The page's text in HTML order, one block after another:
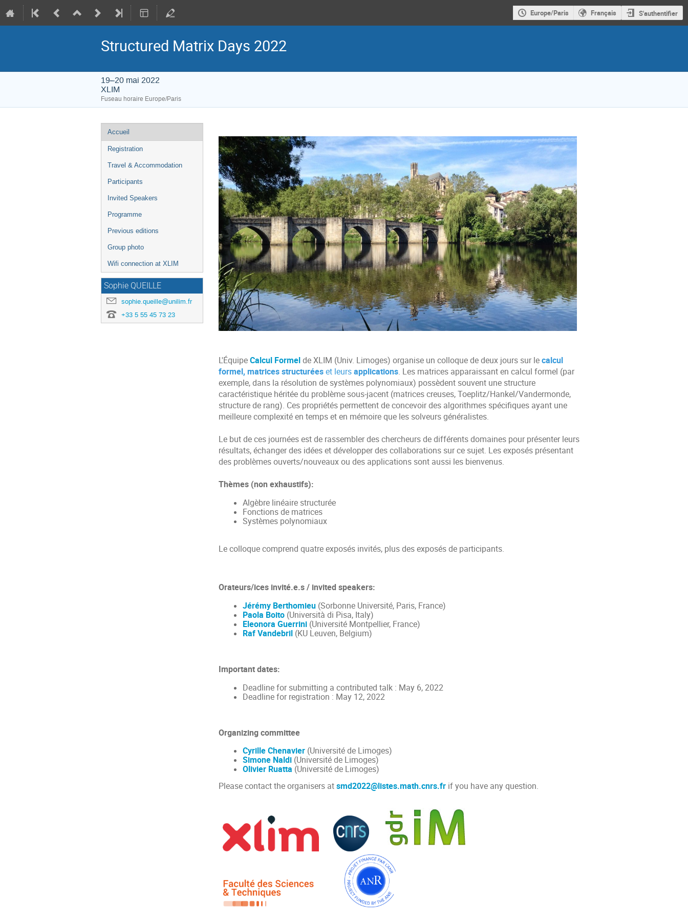
Europe/Paris Français S'authentifier
Structured Matrix Days 2022
19–20 mai 2022
XLIM
Fuseau horaire Europe/Paris
Menu
de
l'événement
Accueil
Registration
Travel & Accommodation
Participants
Invited Speakers
Programme
Previous editions
Group photo
Wifi connection at XLIM
Sophie QUEILLE
sophie.queille@unilim.fr
+33 5 55 45 73 23
L'ÉquipeCalcul Formelde XLIM (Univ. Limoges) organise un colloque de deux jours sur lecalcul
formel, matrices structuréeset leursapplications. Les matrices apparaissant en calcul formel (par
exemple, dans la résolution de systèmes polynomiaux) possèdent souvent une structure
caractéristique héritée du problème sous-jacent (matrices creuses, Toeplitz/Hankel/Vandermonde,
structure de rang). Ces propriétés permettent de concevoir des algorithmes spécifiques ayant une
meilleure complexité en temps et en mémoire que les solveurs généralistes.
Le but de ces journées est de rassembler des chercheurs de différents domaines pour présenter leurs
résultats, échanger des idées et développer des collaborations sur ce sujet. Les exposés présentant
des problèmes ouverts/nouveaux ou des applications sont aussi les bienvenus.
Thèmes (non exhaustifs):
Algèbre linéaire structurée
Fonctions de matrices
Systèmes polynomiaux
Le colloque comprend quatre exposés invités, plus des exposés de participants.
Orateurs/ices invité.e.s / invited speakers:
Jérémy Berthomieu(Sorbonne Université, Paris, France)
Paola Boito(Università di Pisa, Italy)
Eleonora Guerrini(Université Montpellier, France)
Raf Vandebril(KU Leuven, Belgium)
Important dates:
Deadline for submitting a contributed talk : May 6, 2022
Deadline for registration : May 12, 2022
Organizing committee
Cyrille Chenavier(Université de Limoges)
Simone Naldi(Université de Limoges)
Olivier Ruatta (Université de Limoges)
Please contact the organisers atsmd2022@listes.math.cnrs.fr if you have any question.